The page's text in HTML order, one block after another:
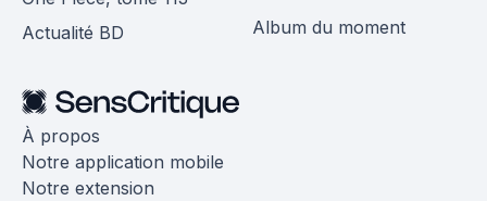
Actualité BD
Album du moment
À propos
Notre application mobile
Notre extension